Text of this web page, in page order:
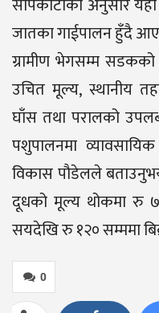
जातका गाईपालन हुँदै
ग्रामीण भेगसम्म
उचित मूल्य, स्थानीय
घाँस तथा परालको
पशुपालनमा
विकास पौडेलले
दूधको मूल्य थोकमा रु
सयदेखि रु १२० सम्ममा
0